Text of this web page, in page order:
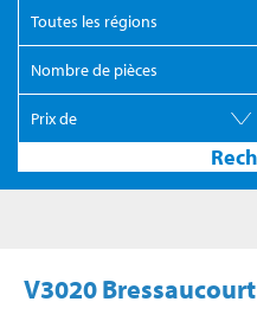
V3020 Bressaucourt